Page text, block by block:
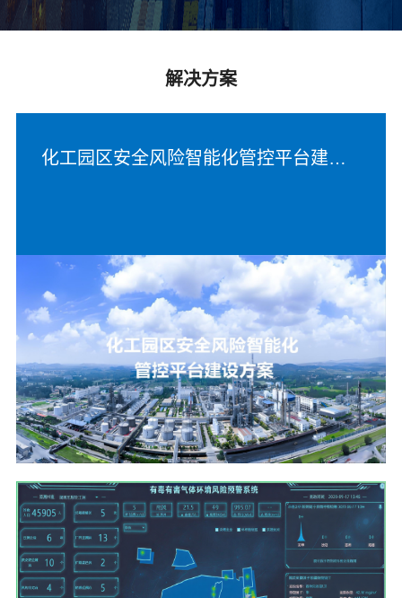
解决方案
化工园区安全风险智能化管控平台建设方案